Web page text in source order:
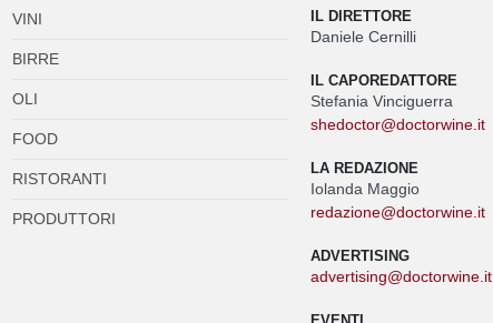
VINI
BIRRE
OLI
FOOD
RISTORANTI
PRODUTTORI
IL DIRETTORE
Daniele Cernilli
IL CAPOREDATTORE
Stefania Vinciguerra
shedoctor@doctorwine.it
LA REDAZIONE
Iolanda Maggio
redazione@doctorwine.it
ADVERTISING
advertising@doctorwine.it